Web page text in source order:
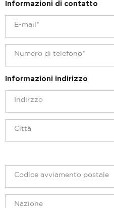
Informazioni di contatto
Informazioni indirizzo